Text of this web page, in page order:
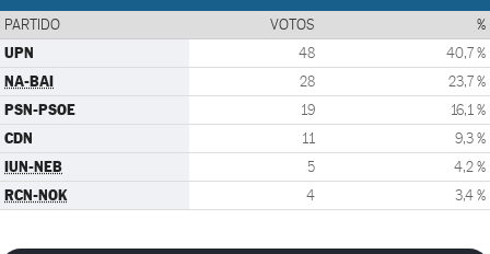
PARTIDO VOTOS %
UPN 48 40,7 %
NA-BAI 28 23,7 %
PSN-PSOE 19 16,1 %
CDN 11 9,3 %
IUN-NEB 5 4,2 %
RCN-NOK 4 3,4 %